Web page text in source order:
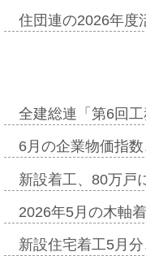
住団連の2026年度
全建総連「第6回
6月の企業物価指
新設着工、80万戸
2026年5月の木軸
新設住宅着工5月